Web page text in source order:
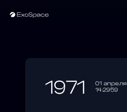
1971
01 апреля
14:29:59